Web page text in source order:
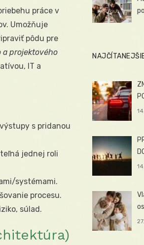
práce v
Umožňuje
pôdu pre
a projektového
IT a
s pridanou
jednej roli
systémami.
procesu.
súlad.